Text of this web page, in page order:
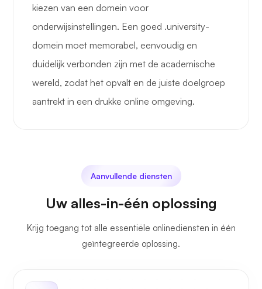
kiezen van een domein voor
onderwijsinstellingen. Een goed .university-
domein moet memorabel, eenvoudig en
duidelijk verbonden zijn met de academische
wereld, zodat het opvalt en de juiste doelgroep
aantrekt in een drukke online omgeving.
Aanvullende diensten
Uw alles-in-één oplossing
Krijg toegang tot alle essentiële onlinediensten in één
geïntegreerde oplossing.